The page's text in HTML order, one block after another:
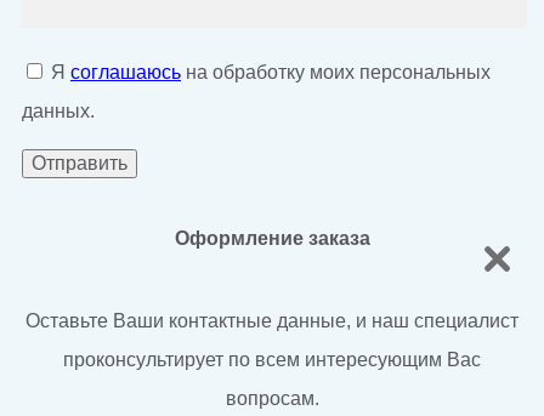
Я соглашаюсь на обработку моих персональных
данных.
Оформление заказа
Оставьте Ваши контактные данные, и наш специалист
проконсультирует по всем интересующим Вас
вопросам.